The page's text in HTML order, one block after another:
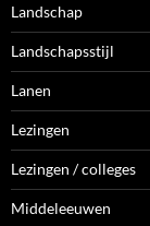
Landschap
Landschapsstijl
Lanen
Lezingen
Lezingen / colleges
Middeleeuwen